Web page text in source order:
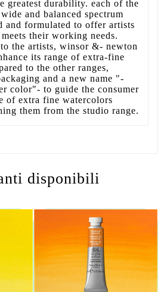
greatest durability. each of the
and balanced spectrum
and formulated to offer artists
their working needs.
the artists, winsor &- newton
its range of extra-fine
to the other ranges,
and a new name "-
color"- to guide the consumer
of extra fine watercolors
them from the studio range.
disponibili